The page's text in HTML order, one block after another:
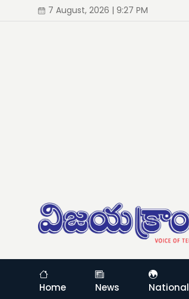
7 August, 2026 | 9:27 PM
Home News National